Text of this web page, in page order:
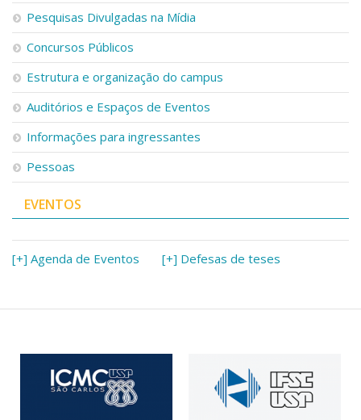
Projetos, Programas e Cursos
Artes, Cultura e Esportes
Museus e Espaços Interativos
Serviços
Bibliotecas
Apoio ao Estudante
Segurança, Trânsito e Prevenção
RH, Administrativo e Financeiro
Outros serviços
Comunicação
Assessorias e Mídias
Aplicativos e Sites
Jornal da USP
Agenda de Eventos
Pesquisas Divulgadas na Mídia
Concursos Públicos
Estrutura e organização do campus
Auditórios e Espaços de Eventos
Informações para ingressantes
Pessoas
EVENTOS
[+] Agenda de Eventos [+] Defesas de teses